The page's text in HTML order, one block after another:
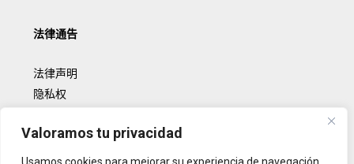
Valoramos tu privacidad
法律通告
法律声明
隐私权